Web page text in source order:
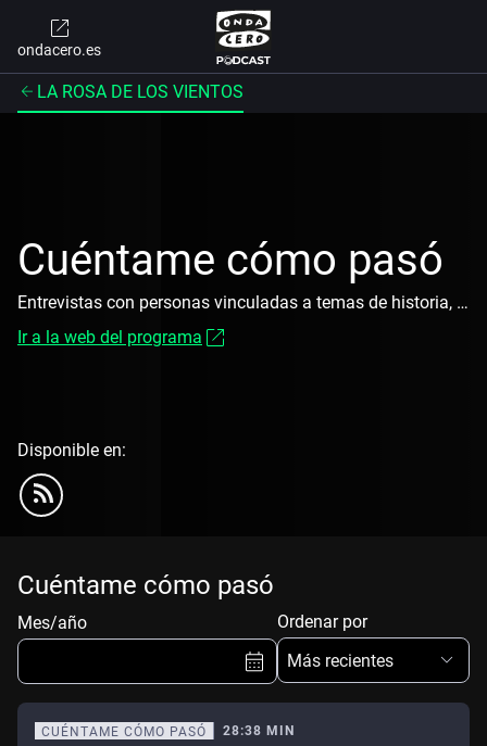
ondacero.es
LA ROSA DE LOS VIENTOS
Cuéntame cómo pasó
Entrevistas con personas vinculadas a temas de historia, cultura, ciencia, sociedad, hechos curiosos o eventos relevantes.
Ir a la web del programa
Disponible en:
Cuéntame cómo pasó
Mes/año
Ordenar por
Más recientes
CUÉNTAME CÓMO PASÓ 28:38 MIN